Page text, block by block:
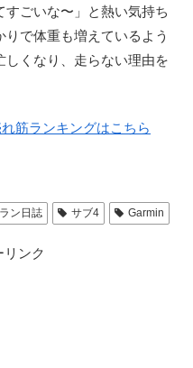
ごいな〜」と熱い気持ち
で体重も増えているよう
しくなり、走らない理由を
筋ランキングはこちら
ラン日誌 サブ4 Garmin
リンク